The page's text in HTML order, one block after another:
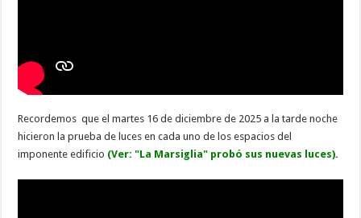
Recordemos que el martes 16 de diciembre de 2025 a la tarde noche
hicieron la prueba de luces en cada uno de los espacios del
imponente edificio (Ver: "La Marsiglia" probó sus nuevas luces).